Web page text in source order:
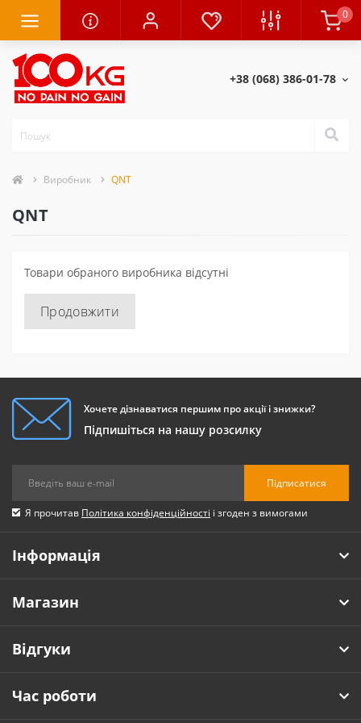
0
+38 (068) 386-01-78
Виробник QNT
QNT
Товари обраного виробника відсутні
Продовжити
Хочете дізнаватися першим про акції і знижки?
Підпишіться на нашу розсилку
Підписатися
Я прочитав Політика конфіденційності і згоден з вимогами
Інформація
Магазин
Відгуки
Час роботи